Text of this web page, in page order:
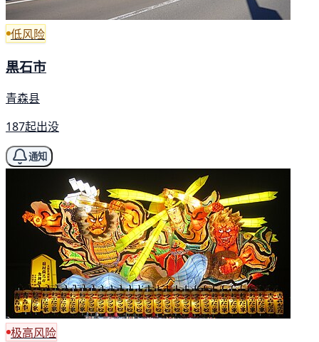
低风险
黒石市
青森县
187起出没
通知
极高风险